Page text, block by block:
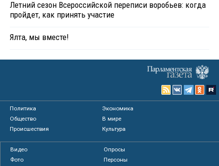
Летний сезон Всероссийской переписи воробьев: когда
пройдет, как принять участие
Ялта, мы вместе!
Политика
Экономика
Общество
В мире
Происшествия
Культура
Видео
Опросы
Фото
Персоны